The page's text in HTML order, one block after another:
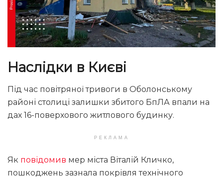
Наслідки в Києві
Під час повітряної тривоги в Оболонському
районі столиці залишки збитого БпЛА впали на
дах 16-поверхового житлового будинку.
РЕКЛАМА
Як повідомив мер міста Віталій Кличко,
пошкоджень зазнала покрівля технічного